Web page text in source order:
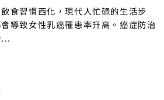
食習慣西化，現代人忙碌的生活步
導致女性乳癌罹患率升高。癌症防治